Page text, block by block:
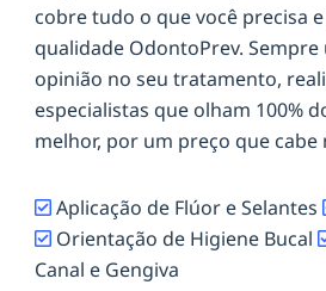
cobre tudo o que você precisa
qualidade OdontoPrev. Sempre
opinião no seu tratamento,
especialistas que olham 100%
melhor, por um preço que cabe
Aplicação de Flúor e Selantes
Orientação de Higiene Bucal
Canal e Gengiva